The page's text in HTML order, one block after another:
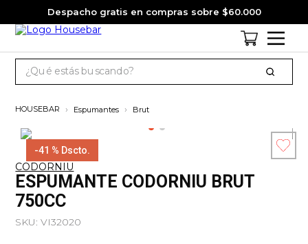
Despacho gratis en compras sobre $60.000
jack daniels
3.
jagermeister
4.
pack
5.
miniatura
Espumantes Brut
-41 % Dscto.
CODORNIU
ESPUMANTE CODORNIU BRUT
750CC
SKU:VI32020